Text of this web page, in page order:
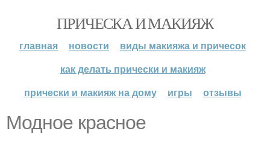
ПРИЧЕСКА И МАКИЯЖ
главная новости
виды макияжа и причесок
как делать прически и макияж
прически и макияж на дому
игры отзывы
Модное красное